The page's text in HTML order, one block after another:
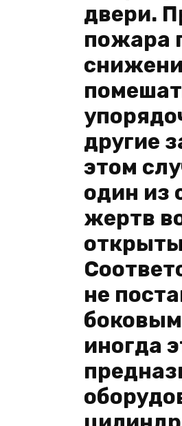
двери.
пожара
другие
этом
один из
жертв
не
иногда